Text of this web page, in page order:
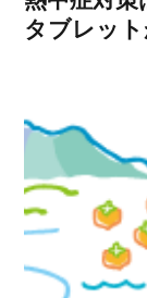
タブレット